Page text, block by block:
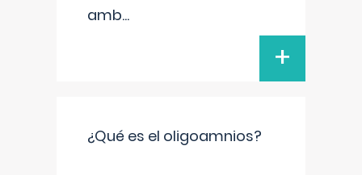
amb...
+
¿Qué es el oligoamnios?